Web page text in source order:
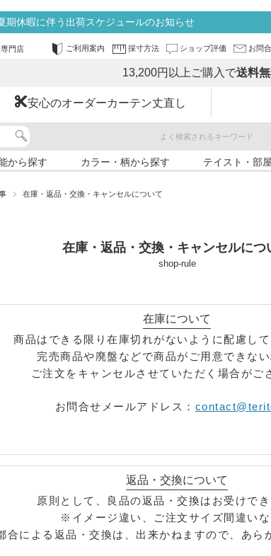
期休暇に伴う出荷スケジュールのお知らせ
門店 ご利用案内 採寸方法 ショップ評価 お問
13,200円以上ご購入で送料
安心のオーダーカーテン丈直し
よく検索されるキーワード
から探す カラー・柄から探す テイスト・部
在庫・返品・交換・キャンセルについて
在庫・返品・交換・キャンセルにつ
shop-rule
在庫について
商品はできる限り在庫切れがないように配慮して
完売商品や廃盤などで商品がご用意できない
ご注文をキャンセルさせていただく場合がご
商品は限定数量となっておりますので売り切れと
お問合せメールアドレス：
返品・交換について
原則として、良品の返品・交換はお受けでき
※イメージ違い、ご注文サイズ間違いな
合による返品・交換は、出来かねますので、あら